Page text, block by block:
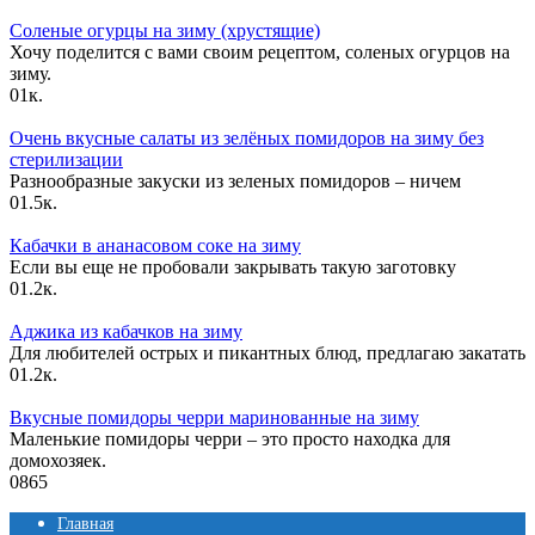
Соленые огурцы на зиму (хрустящие)
Хочу поделится с вами своим рецептом, соленых огурцов на
зиму.
01к.
Очень вкусные салаты из зелёных помидоров на зиму без
стерилизации
Разнообразные закуски из зеленых помидоров – ничем
01.5к.
Кабачки в ананасовом соке на зиму
Если вы еще не пробовали закрывать такую заготовку
01.2к.
Аджика из кабачков на зиму
Для любителей острых и пикантных блюд, предлагаю закатать
01.2к.
Вкусные помидоры черри маринованные на зиму
Маленькие помидоры черри – это просто находка для
домохозяек.
0865
Главная